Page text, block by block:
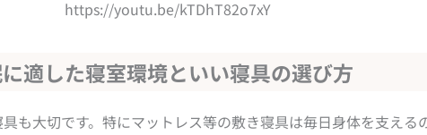
https://youtu.be/kTDhT82o7xY
した寝室環境といい寝具の選び方
も大切です。特にマットレス等の敷き寝具は毎日身体を支える